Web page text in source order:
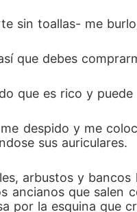
sin toallas- me
que debes
que es rico y
despido y me
sus auriculares.
arbustos y
ancianos que salen
por la esquina que